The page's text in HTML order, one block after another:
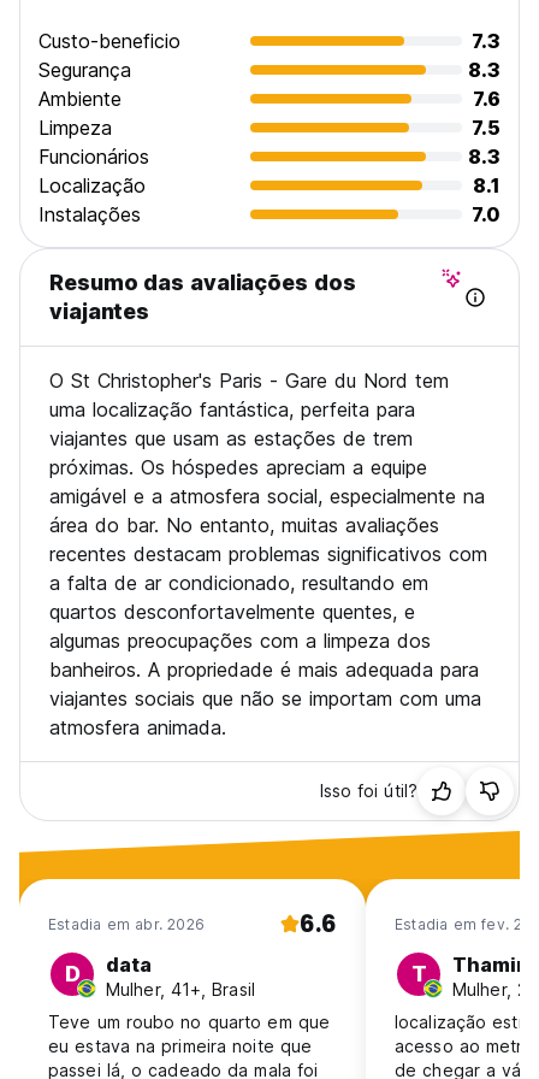
full booking amount will be charged. The remaining balance
of your stay may be charged within 24 hours of arrival.
Custo-beneficio
7.3
Segurança
8.3
Ambiente
7.6
Limpeza
7.5
Funcionários
8.3
Localização
8.1
Instalações
7.0
Resumo das avaliações dos
viajantes
O St Christopher's Paris - Gare du Nord tem
uma localização fantástica, perfeita para
viajantes que usam as estações de trem
próximas. Os hóspedes apreciam a equipe
amigável e a atmosfera social, especialmente na
área do bar. No entanto, muitas avaliações
recentes destacam problemas significativos com
a falta de ar condicionado, resultando em
quartos desconfortavelmente quentes, e
algumas preocupações com a limpeza dos
banheiros. A propriedade é mais adequada para
viajantes sociais que não se importam com uma
atmosfera animada.
Isso foi útil?
Estadia em abr. 2026 6.6
D data
Mulher, 41+, Brasil
Teve um roubo no quarto em que
eu estava na primeira noite que
passei lá, o cadeado da mala foi
Estadia em fev.
T
Mulher,
localização
acesso ao
de chegar a